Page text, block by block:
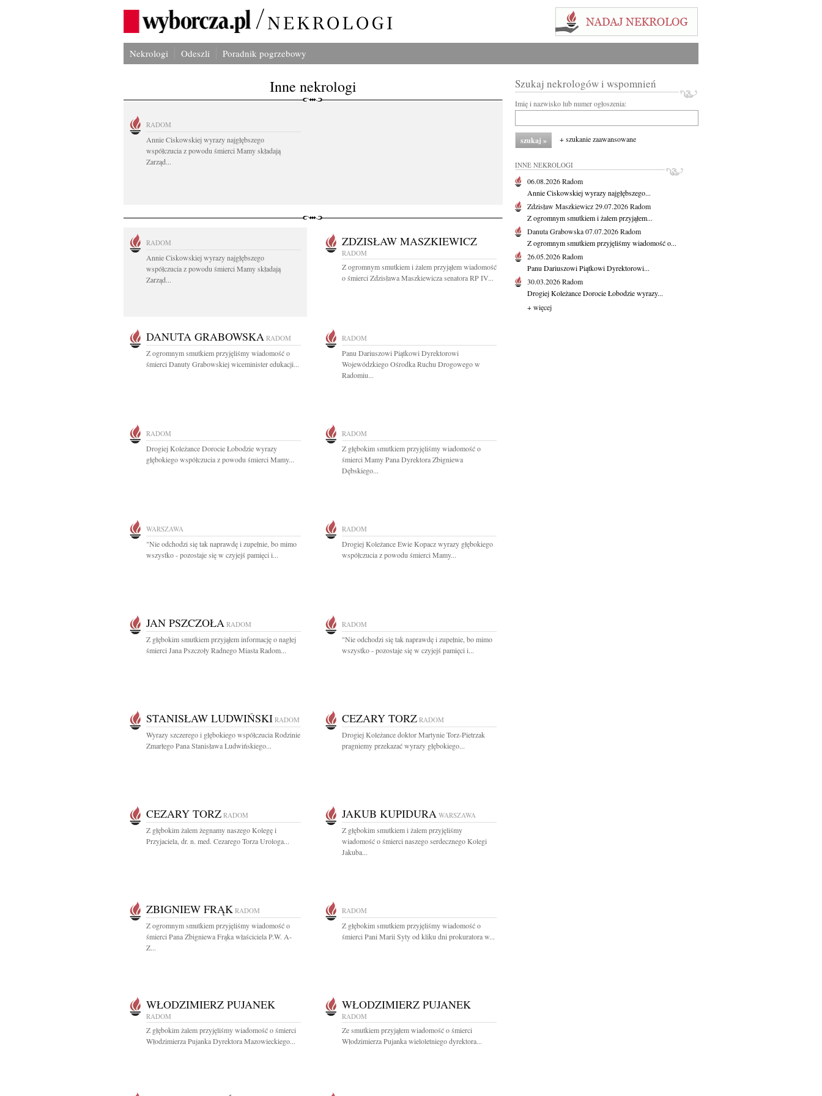
Nekrologi Odeszli Poradnik pogrzebowy
Inne nekrologi
RADOM
Annie Ciskowskiej wyrazy najgłębszego
współczucia z powodu śmierci Mamy składają
Zarząd...
RADOM
Annie Ciskowskiej wyrazy najgłębszego
współczucia z powodu śmierci Mamy składają
Zarząd...
ZDZISŁAW MASZKIEWICZ
RADOM
Z ogromnym smutkiem i żalem przyjąłem wiadomość
o śmierci Zdzisława Maszkiewicza senatora RP IV...
DANUTA GRABOWSKA RADOM
Z ogromnym smutkiem przyjęliśmy wiadomość o
śmierci Danuty Grabowskiej wiceminister edukacji...
RADOM
Panu Dariuszowi Piątkowi Dyrektorowi
Wojewódzkiego Ośrodka Ruchu Drogowego w
Radomiu...
RADOM
Drogiej Koleżance Dorocie Łobodzie wyrazy
głębokiego współczucia z powodu śmierci Mamy...
RADOM
Z głębokim smutkiem przyjęliśmy wiadomość o
śmierci Mamy Pana Dyrektora Zbigniewa
Dębskiego...
WARSZAWA
"Nie odchodzi się tak naprawdę i zupełnie, bo mimo
wszystko - pozostaje się w czyjejś pamięci i...
RADOM
Drogiej Koleżance Ewie Kopacz wyrazy głębokiego
współczucia z powodu śmierci Mamy...
JAN PSZCZOŁA RADOM
Z głębokim smutkiem przyjąłem informację o nagłej
śmierci Jana Pszczoły Radnego Miasta Radom...
RADOM
"Nie odchodzi się tak naprawdę i zupełnie, bo mimo
wszystko - pozostaje się w czyjejś pamięci i...
STANISŁAW LUDWIŃSKI RADOM
Wyrazy szczerego i głębokiego współczucia Rodzinie
Zmarłego Pana Stanisława Ludwińskiego...
CEZARY TORZ RADOM
Drogiej Koleżance doktor Martynie Torz-Pietrzak
pragniemy przekazać wyrazy głębokiego...
CEZARY TORZ RADOM
Z głębokim żalem żegnamy naszego Kole­gę i
Przyjaciela, dr. n. med. Cezarego Torza Urologa...
JAKUB KUPIDURA WARSZAWA
Z głębokim smutkiem i żalem przyjęliśmy
wiadomość o śmierci naszego serdecznego Kolegi
Jakuba...
ZBIGNIEW FRĄK RADOM
Z ogromnym smutkiem przyjęliśmy wiadomość o
śmierci Pana Zbigniewa Frąka właściciela P.W. A-
Z...
RADOM
Z głębokim smutkiem przyjęliśmy wiadomość o
śmierci Pani Marii Syty od kliku dni prokuratora w...
WŁODZIMIERZ PUJANEK
RADOM
Z głębokim żalem przyjęliśmy wiadomość o śmierci
Włodzimierza Pujanka Dyrektora Mazowieckiego...
WŁODZIMIERZ PUJANEK
RADOM
Ze smutkiem przyjąłem wiadomość o śmierci
Włodzimierza Pujanka wieloletniego dyrektora...
Szukaj nekrologów i wspomnień
Imię i nazwisko lub numer ogłoszenia:
+ szukanie zaawansowane
INNE NEKROLOGI
06.08.2026Radom
Annie Ciskowskiej wyrazy najgłębszego...
Zdzisław Maszkiewicz29.07.2026Radom
Z ogromnym smutkiem i żalem przyjąłem...
Danuta Grabowska07.07.2026Radom
Z ogromnym smutkiem przyjęliśmy wiadomość o...
26.05.2026Radom
Panu Dariuszowi Piątkowi Dyrektorowi...
30.03.2026Radom
Drogiej Koleżance Dorocie Łobodzie wyrazy...
+ więcej